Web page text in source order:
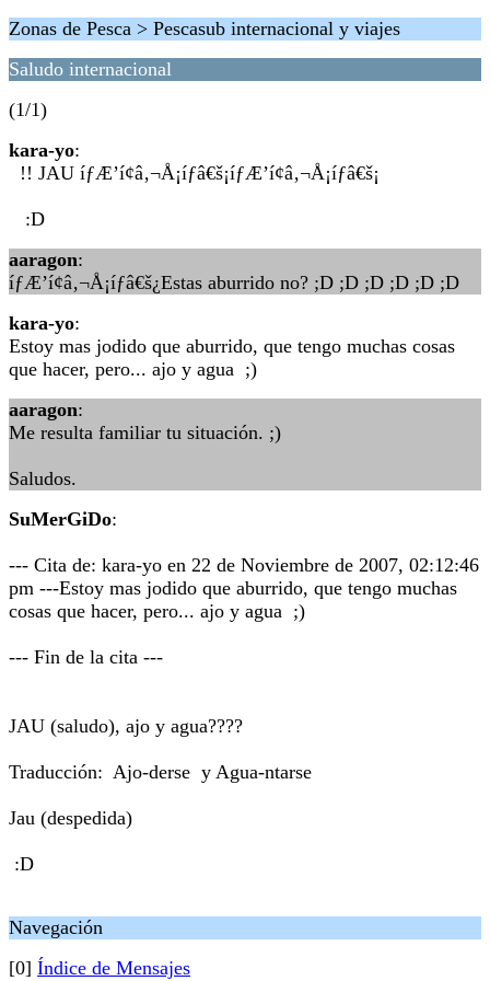
Zonas de Pesca > Pescasub internacional y viajes
Saludo internacional
(1/1)
kara-yo:
!! JAU íƒÆ’í¢â‚¬Å¡íƒâ€š¡íƒÆ’í¢â‚¬Å¡íƒâ€š¡
:D
aaragon:
íƒÆ’í¢â‚¬Å¡íƒâ€š¿Estas aburrido no? ;D ;D ;D ;D ;D ;D
kara-yo:
Estoy mas jodido que aburrido, que tengo muchas cosas
que hacer, pero... ajo y agua ;)
aaragon:
Me resulta familiar tu situación. ;)
Saludos.
SuMerGiDo:
--- Cita de: kara-yo en 22 de Noviembre de 2007, 02:12:46
pm ---Estoy mas jodido que aburrido, que tengo muchas
cosas que hacer, pero... ajo y agua ;)
--- Fin de la cita ---
JAU (saludo), ajo y agua????
Traducción: Ajo-derse y Agua-ntarse
Jau (despedida)
:D
Navegación
[0] Índice de Mensajes